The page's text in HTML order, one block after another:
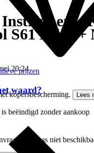
S61 MK2 +
20:24
kopersbescherming.
Lees
beëindigd zonder aankoop
is helaas niet
prijzen
waard?